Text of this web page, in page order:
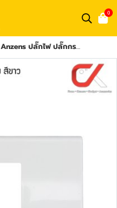
0
Anzens ปลั๊กไฟ ปลั๊กกราวด์ สวิทซ์ไฟ หน้ากากสวิทซ์